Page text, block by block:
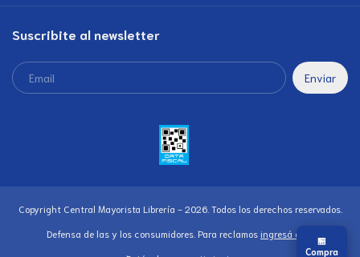
Suscribite al newsletter
Copyright Central Mayorista Librería - 2026. Todos los derechos reservados.
Defensa de las y los consumidores. Para reclamos ingresá acá.
🏪
Compra